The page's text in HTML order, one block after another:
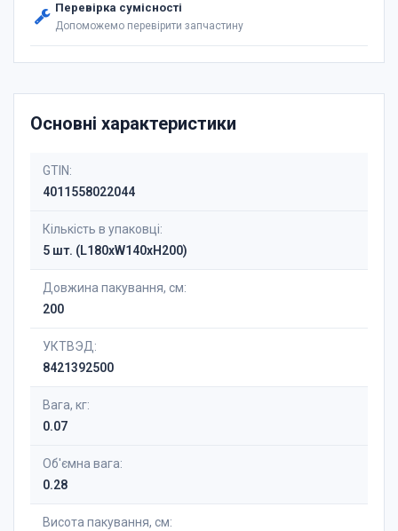
Перевірка сумісності
Допоможемо перевірити запчастину
Основні характеристики
GTIN:
4011558022044
Кількість в упаковці:
5 шт. (L180xW140xH200)
Довжина пакування, см:
200
УКТВЭД:
8421392500
Вага, кг:
0.07
Об'ємна вага:
0.28
Висота пакування, см: